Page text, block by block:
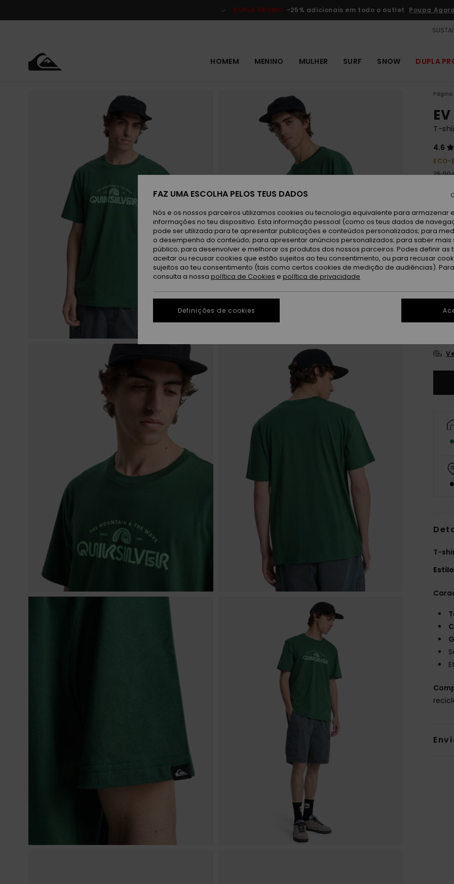
do
DUPLA PROMO -25% adicionais em todo o outlet Poupa Agora
HOMEM MENINO MULHER SURF SNOW DUPLA
Página
T-
4.6
ECO-
25,00
Cor
T-
Estilo
FAZ UMA ESCOLHA PELOS TEUS DADOS
Nós e os nossos parceiros utilizamos cookies ou tecnologia equivalente para armazenar
informações no teu dispositivo. Esta informação pessoal (como os teus dados de
pode ser utilizada para te apresentar publicações e conteúdos personalizados; para
o desempenho do conteúdo; para apresentar anúncios personalizados; para saber mais
público; para desenvolver e melhorar os produtos dos nossos parceiros. Podes definir as
aceitar ou recusar cookies que estão sujeitos ao teu consentimento, ou para recusar
sujeitos ao teu consentimento (tais como certos cookies de medição de audiências).
consulta a nossa política de Cookies e política de privacidade
Definições de cookies